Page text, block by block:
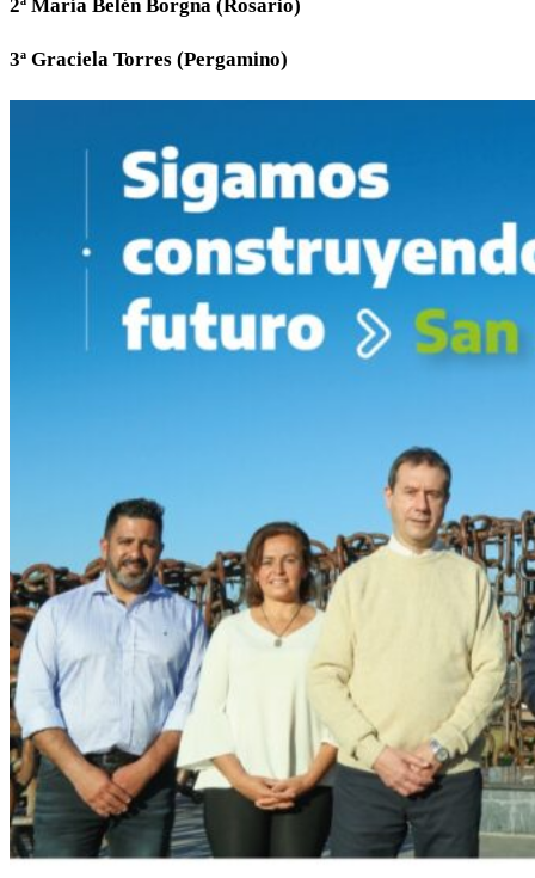
2ª María Belén Borgna (Rosario)
3ª Graciela Torres (Pergamino)